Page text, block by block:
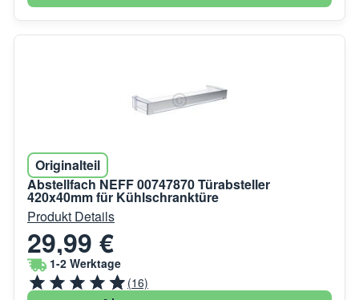
Originalteil
Abstellfach NEFF 00747870 Türabsteller
420x40mm für Kühlschranktüre
Produkt Details
29,99 €
1-2 Werktage
(16)